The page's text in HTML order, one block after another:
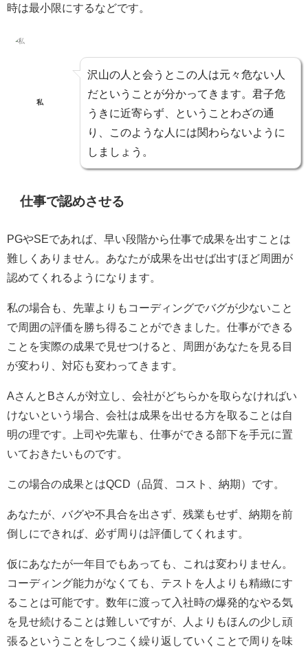
時は最小限にするなどです。
私
沢山の人と会うとこの人は元々危ない人
だということが分かってきます。君子危
うきに近寄らず、ということわざの通
り、このような人には関わらないように
しましょう。
仕事で認めさせる
PGやSEであれば、早い段階から仕事で成果を出すことは
難しくありません。あなたが成果を出せば出すほど周囲が
認めてくれるようになります。
私の場合も、先輩よりもコーディングでバグが少ないこと
で周囲の評価を勝ち得ることができました。仕事ができる
ことを実際の成果で見せつけると、周囲があなたを見る目
が変わり、対応も変わってきます。
AさんとBさんが対立し、会社がどちらかを取らなければい
けないという場合、会社は成果を出せる方を取ることは自
明の理です。上司や先輩も、仕事ができる部下を手元に置
いておきたいものです。
この場合の成果とはQCD（品質、コスト、納期）です。
あなたが、バグや不具合を出さず、残業もせず、納期を前
倒しにできれば、必ず周りは評価してくれます。
仮にあなたが一年目でもあっても、これは変わりません。
コーディング能力がなくても、テストを人よりも精緻にす
ることは可能です。数年に渡って入社時の爆発的なやる気
を見せ続けることは難しいですが、人よりもほんの少し頑
張るということをしつこく繰り返していくことで周りを味